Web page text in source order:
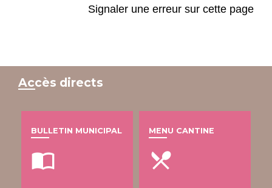
Signaler une erreur sur cette page
Accès directs
BULLETIN MUNICIPAL
import_contacts
MENU CANTINE
local_dining